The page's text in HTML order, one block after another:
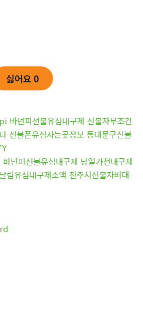
싫어요 0
바넌피선불유심내구제 신불자무조건
선불폰유심사는곳정보 동대문구신불
넌피선불유심내구제 당일가전내구제
림유심내구제소액 진주시신불자비대